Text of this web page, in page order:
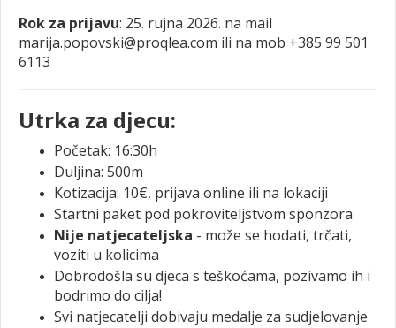
Rok za prijavu: 25. rujna 2026. na mail
marija.popovski@proqlea.com ili na mob +385 99 501
6113
Utrka za djecu:
Početak: 16:30h
Duljina: 500m
Kotizacija: 10€, prijava online ili na lokaciji
Startni paket pod pokroviteljstvom sponzora
Nije natjecateljska - može se hodati, trčati,
voziti u kolicima
Dobrodošla su djeca s teškoćama, pozivamo ih i
bodrimo do cilja!
Svi natjecatelji dobivaju medalje za sudjelovanje